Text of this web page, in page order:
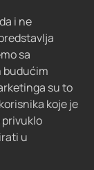
i ne
sa
budućim
su to
koje je
u